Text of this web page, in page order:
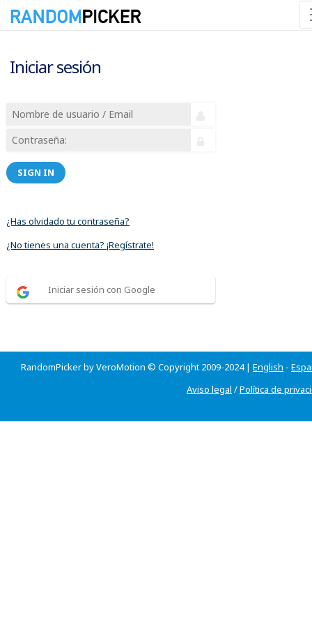
Iniciar sesión
SIGN IN
¿Has olvidado tu contraseña?
¿No tienes una cuenta? ¡Regístrate!
Iniciar sesión con Google
RandomPicker by VeroMotion © Copyright 2009-2024 | English -
Aviso legal /Política de